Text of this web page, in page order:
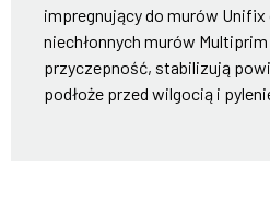
impregnujący do murów Unifix
niechłonnych murów
przyczepność, stabilizują
podłoże przed wilgocią i